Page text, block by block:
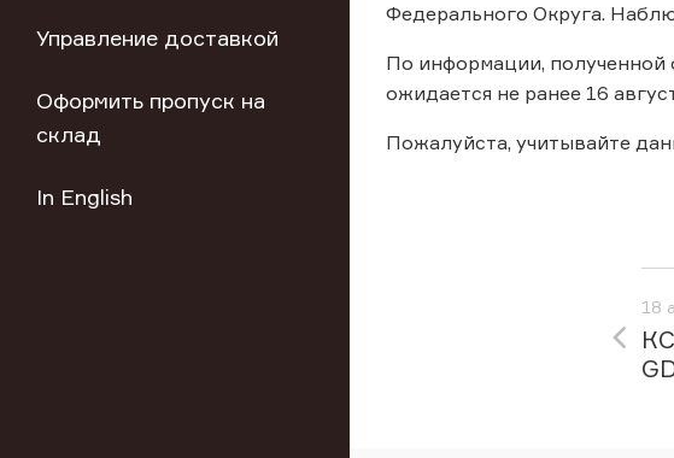
Управление доставкой
Оформить пропуск на
склад
In English
Федерального Округа.
По информации, полученной
ожидается не ранее 16
Пожалуйста, учитывайте
18